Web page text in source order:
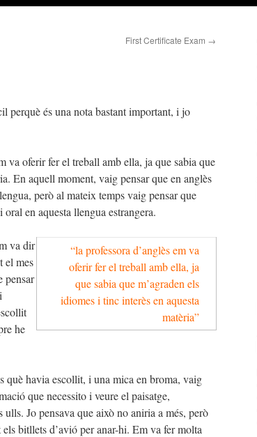
First Certificate Exam →
perquè és una nota bastant important, i jo
va oferir fer el treball amb ella, ja que sabia que
En aquell moment, vaig pensar que en anglès
però al mateix temps vaig pensar que
en aquesta llengua estrangera.
“la professora d’anglès em va
oferir fer el treball amb ella, ja
que sabia que m’agraden els
idiomes i tinc interès en aquesta
matèria”
va dir
el mes
pensar
he
què havia escollit, i una mica en broma, vaig
que necessito i veure el paisatge,
Jo pensava que això no aniria a més, però
bitllets d’avió per anar-hi. Em va fer molta